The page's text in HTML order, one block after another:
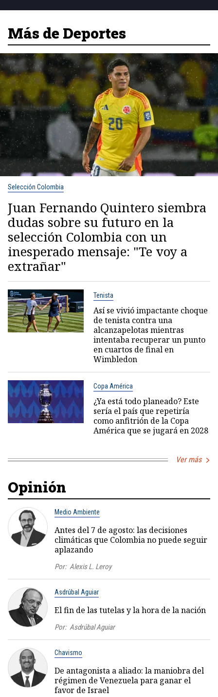
Más de Deportes
Selección Colombia
Juan Fernando Quintero siembra
dudas sobre su futuro en la
selección Colombia con un
inesperado mensaje: "Te voy a
extrañar"
Tenista
Así se vivió impactante choque
de tenista contra una
alcanzapelotas mientras
intentaba recuperar un punto
en cuartos de final en
Wimbledon
Copa América
¿Ya está todo planeado? Este
sería el país que repetiría
como anfitrión de la Copa
América que se jugará en 2028
Ver más
Opinión
Medio Ambiente
Antes del 7 de agosto: las decisiones
climáticas que Colombia no puede seguir
aplazando
Por: Alexis L. Leroy
Asdrúbal Aguiar
El fin de las tutelas y la hora de la nación
Por: Asdrúbal Aguiar
Chavismo
De antagonista a aliado: la maniobra del
régimen de Venezuela para ganar el
favor de Israel